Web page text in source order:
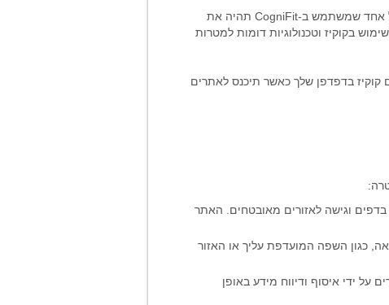
, אנו משתמשים בקוקיז וטכנולוגיות נוספות בכדי לוודא שלכל אחד שמשתמש ב-CogniFit תהיה את
בקוקיז וטכנולוגיות דומות למטרות
קוקיז בדפדפן שלך כאשר תיכנס לאתרים
בדפים וגישה לאזורים מאובטחים. האתר
כגון השפה המועדפת עליך או האזור
על ידי איסוף ודיווח מידע באופן